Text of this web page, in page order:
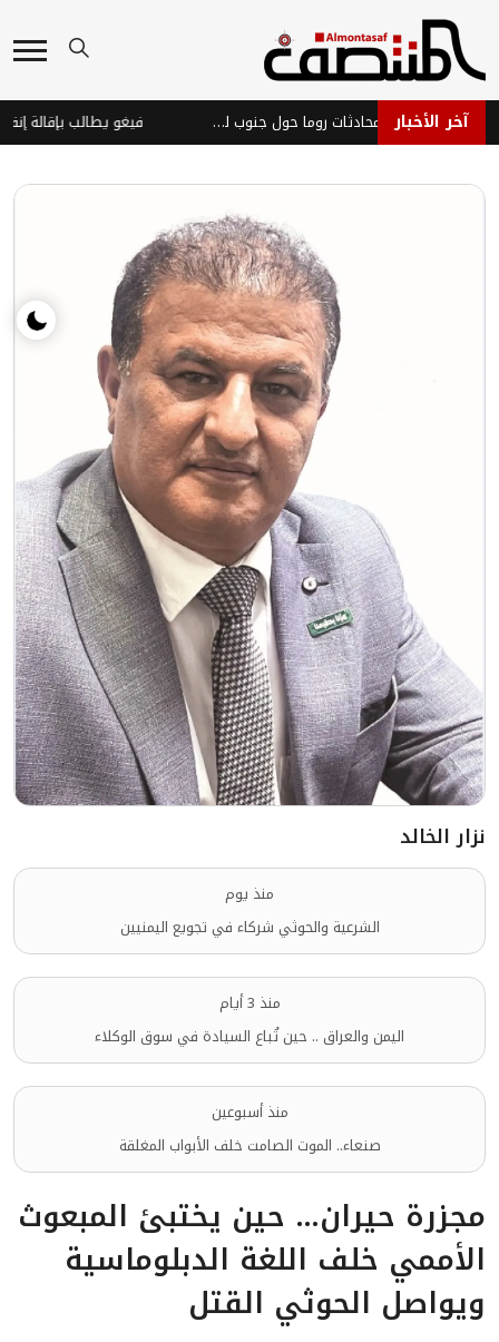
آخر الأخبار غارات إسرائيلية توقف مؤقتاً محادثات روما حول جنوب لبنان فيغو يطالب بإقالة
نزار الخالد
منذ يوم
الشرعية والحوثي شركاء في تجويع اليمنيين
منذ 3 أيام
اليمن والعراق .. حين تُباع السيادة في سوق الوكلاء
منذ أسبوعين
صنعاء.. الموت الصامت خلف الأبواب المغلقة
مجزرة حيران… حين يختبئ المبعوث
الأممي خلف اللغة الدبلوماسية
ويواصل الحوثي القتل